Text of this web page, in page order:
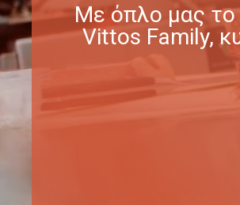
Με όπλο μας το
Vittos Family,